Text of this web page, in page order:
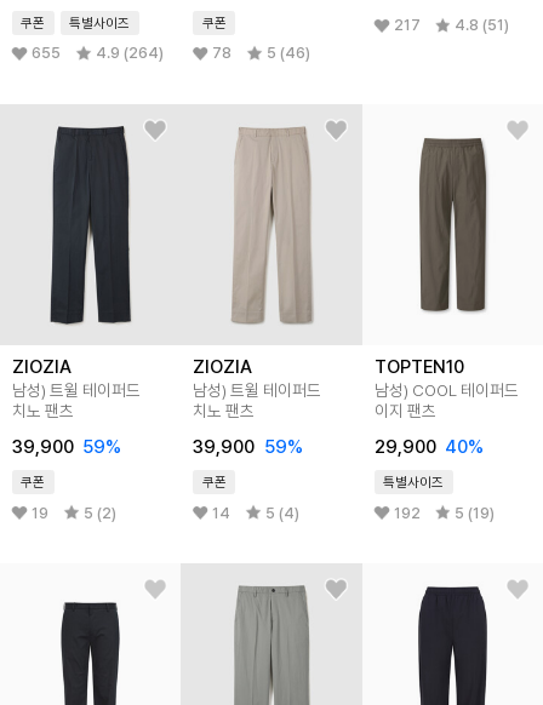
쿠폰 특별사이즈
655 4.9 (264)
쿠폰
78 5 (46)
217 4.8 (51)
ZIOZIA
남성) 트윌 테이퍼드
치노 팬츠
39,900 59%
쿠폰
19 5 (2)
ZIOZIA
남성) 트윌 테이퍼드
치노 팬츠
39,900 59%
쿠폰
14 5 (4)
TOPTEN10
남성) COOL 테이퍼드
이지 팬츠
29,900 40%
특별사이즈
192 5 (19)